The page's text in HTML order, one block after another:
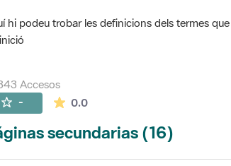
hi podeu trobar les definicions dels termes
Accesos
- 0.0La valoración media es de 0
secundarias (16)